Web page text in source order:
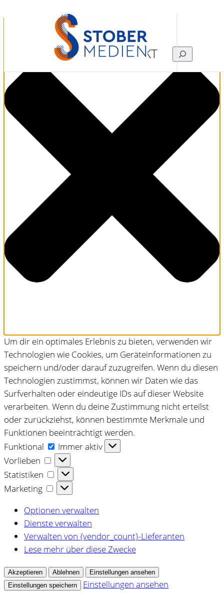
Um dir ein optimales Erlebnis zu bieten, verwenden wir
Technologien wie Cookies, um Geräteinformationen zu
speichern und/oder darauf zuzugreifen. Wenn du diesen
Technologien zustimmst, können wir Daten wie das
Surfverhalten oder eindeutige IDs auf dieser Website
verarbeiten. Wenn du deine Zustimmung nicht erteilst
oder zurückziehst, können bestimmte Merkmale und
Funktionen beeinträchtigt werden.
Funktional
Funktional
Immer aktiv
Vorlieben
Vorlieben
Statistiken
Statistiken
Marketing
Marketing
Optionen verwalten
Dienste verwalten
Verwalten von {vendor_count}-Lieferanten
Lese mehr über diese Zwecke
Akzeptieren Ablehnen
Einstellungen ansehen
Einstellungen speichern
Einstellungen ansehen
KONTAKT SUCHEN